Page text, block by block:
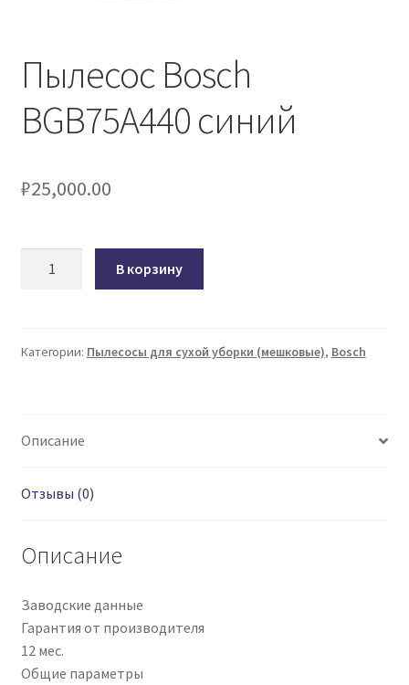
Пылесос Bosch
BGB75A440 синий
₽25,000.00
BGB75A440
В корзину
Категории: Пылесосы для сухой уборки (мешковые), Bosch
Описание
Отзывы (0)
Описание
Заводские данные
Гарантия от производителя
12 мес.
Общие параметры